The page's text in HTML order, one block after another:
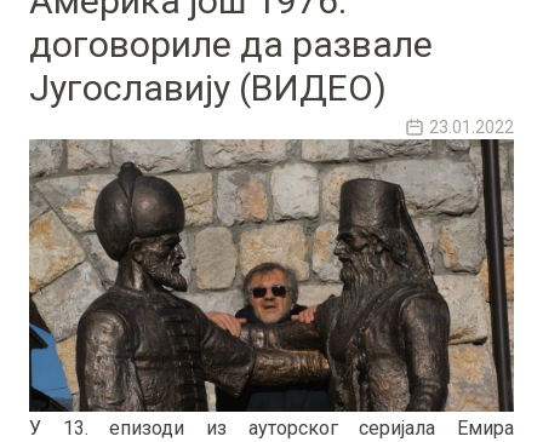
договориле да развале
Југославију (ВИДЕО)
23.01.2022
У 13. епизоди из ауторског серијала Емира